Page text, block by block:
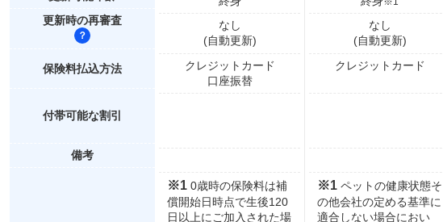
更新時の再審査
保険料払込方法
付帯可能な割引
備考
なし
(自動更新)
クレジットカード
口座振替
※1 0歳時の保険料は補
償開始日時点で生後120
日以上にご加入された場
なし
(自動更新)
クレジットカード
※1 ペットの健康状態そ
の他会社の定める基準に
適合しない場合におい